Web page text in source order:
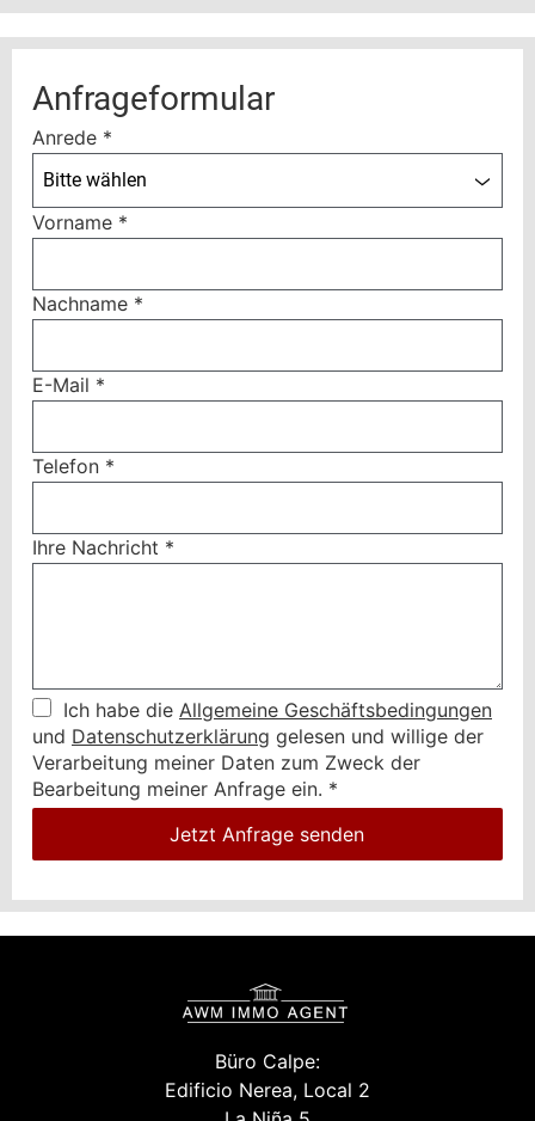
Anfrageformular
Anrede *
Bitte wählen
Vorname *
Nachname *
E-Mail *
Telefon *
Ihre Nachricht *
Ich habe die Allgemeine Geschäftsbedingungen
und Datenschutzerklärung gelesen und willige der
Verarbeitung meiner Daten zum Zweck der
Bearbeitung meiner Anfrage ein. *
Jetzt Anfrage senden
Büro Calpe:
Edificio Nerea, Local 2